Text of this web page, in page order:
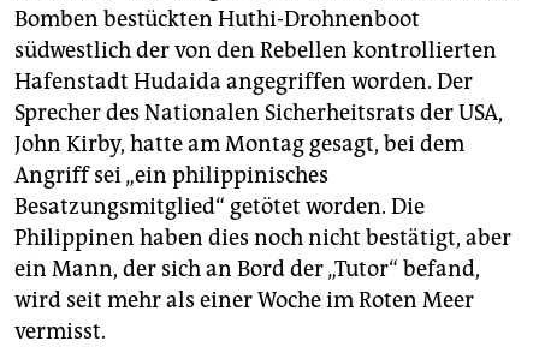
Bomben bestückten Huthi-Drohnenboot
südwestlich der von den Rebellen kontrollierten
Hafenstadt Hudaida angegriffen worden. Der
Sprecher des Nationalen Sicherheitsrats der USA,
John Kirby, hatte am Montag gesagt, bei dem
Angriff sei „ein philippinisches
Besatzungsmitglied“ getötet worden. Die
Philippinen haben dies noch nicht bestätigt, aber
ein Mann, der sich an Bord der „Tutor“ befand,
wird seit mehr als einer Woche im Roten Meer
vermisst.